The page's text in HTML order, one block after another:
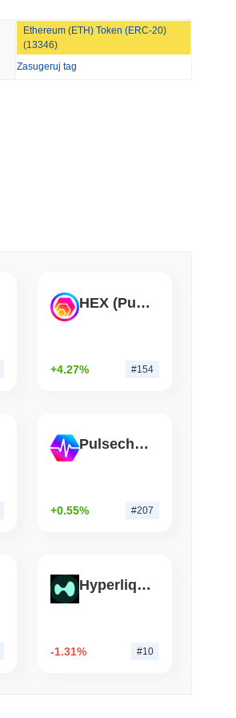
zakresie stablecoinów,
2027 rok
aby
Bitcoin do Chainlink,
Ethereum (ETH) Token (ERC-20)
(13346)
Zasugeruj tag
HEX (Pulsechain)
+4.27% #154
Pulsechain
+0.55% #207
Hyperliquid
-1.31% #10